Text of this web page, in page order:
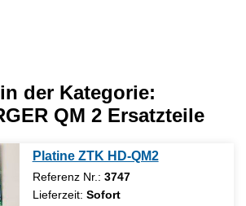
der Kategorie:
QM 2 Ersatzteile
Platine ZTK HD-QM2
Referenz Nr.: 3747
Lieferzeit: Sofort